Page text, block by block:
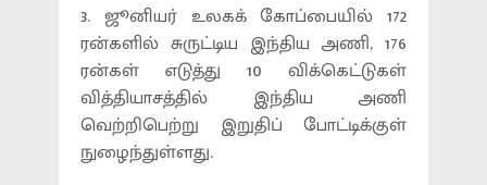
3. ஜூனியர் உலகக் கோப்பையில் 172
ரன்களில் சுருட்டிய இந்திய அணி, 176
ரன்கள் எடுத்து 10 விக்கெட்டுகள்
வித்தியாசத்தில் இந்திய அணி
வெற்றிபெற்று இறுதிப் போட்டிக்குள்
நுழைந்துள்ளது.